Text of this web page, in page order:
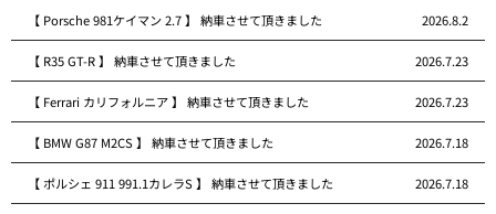
【 Porsche 981ケイマン 2.7 】 納車させて頂きました 2026.8.2
【 R35 GT-R 】 納車させて頂きました 2026.7.23
【 Ferrari カリフォルニア 】 納車させて頂きました 2026.7.23
【 BMW G87 M2CS 】 納車させて頂きました 2026.7.18
【 ポルシェ 911 991.1カレラS 】 納車させて頂きました 2026.7.18